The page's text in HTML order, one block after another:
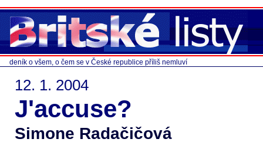
deník o všem, o čem se v České republice příliš nemluví
12. 1. 2004
J'accuse?
Simone Radačičová